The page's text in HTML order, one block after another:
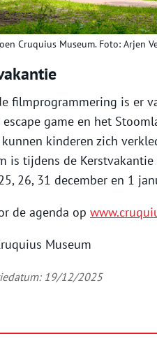
Cruquius Museum. Foto: Arjen
filmprogrammering is er
escape game en het
kinderen zich
is tijdens de
26, 31 december en 1
de agenda op
Museum
19/12/2025